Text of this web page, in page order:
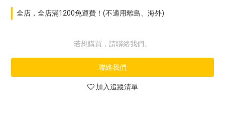
全店，全店滿1200免運費！(不適用離島、海外)
若想購買，請聯絡我們。
聯絡我們
加入追蹤清單